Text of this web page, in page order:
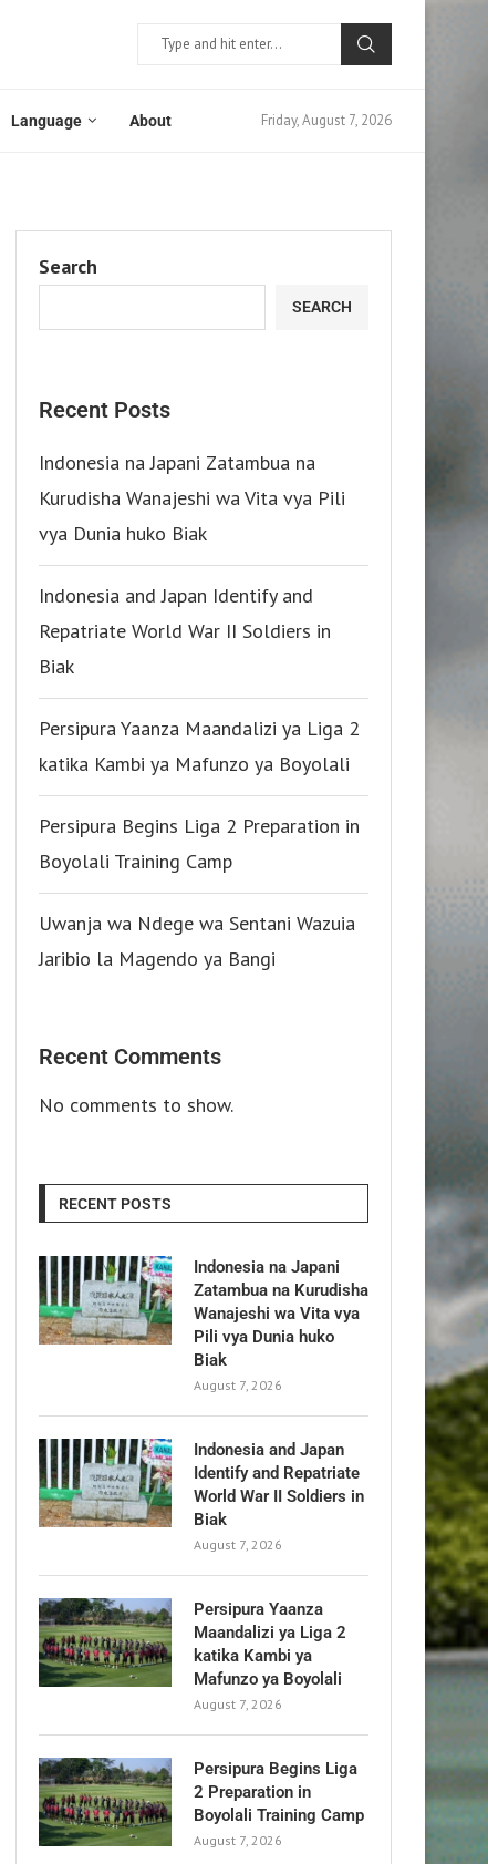
Language About Friday, August 7, 2026
Search
SEARCH
Recent Posts
Indonesia na Japani Zatambua na
Kurudisha Wanajeshi wa Vita vya Pili
vya Dunia huko Biak
Indonesia and Japan Identify and
Repatriate World War II Soldiers in
Biak
Persipura Yaanza Maandalizi ya Liga 2
katika Kambi ya Mafunzo ya Boyolali
Persipura Begins Liga 2 Preparation in
Boyolali Training Camp
Uwanja wa Ndege wa Sentani Wazuia
Jaribio la Magendo ya Bangi
Recent Comments
No comments to show.
RECENT POSTS
Indonesia na Japani
Zatambua na Kurudisha
Wanajeshi wa Vita vya
Pili vya Dunia huko
Biak
August 7, 2026
Indonesia and Japan
Identify and Repatriate
World War II Soldiers in
Biak
August 7, 2026
Persipura Yaanza
Maandalizi ya Liga 2
katika Kambi ya
Mafunzo ya Boyolali
August 7, 2026
Persipura Begins Liga
2 Preparation in
Boyolali Training Camp
August 7, 2026